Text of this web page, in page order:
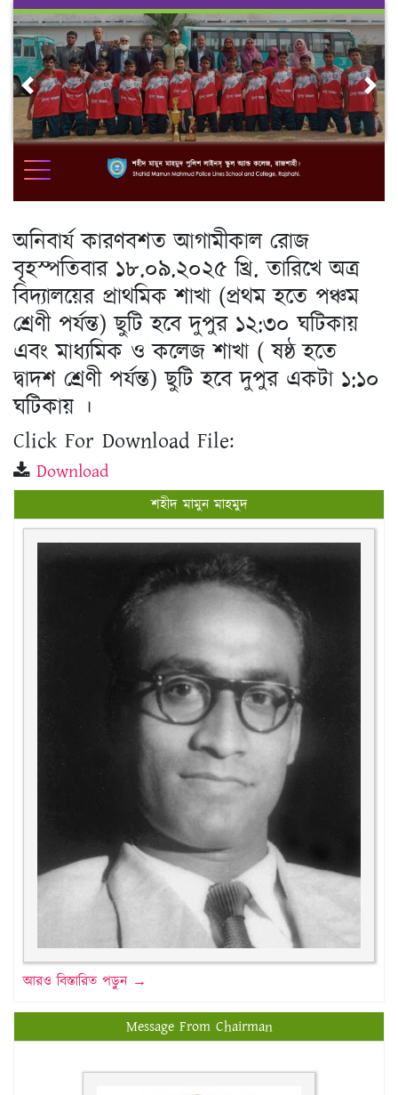
Skip
content
Previous
অনিবার্য কারণবশত আগামীকাল রোজ
বৃহস্পতিবার ১৮.০৯.২০২৫ খ্রি. তারিখে অত্র
বিদ্যালয়ের প্রাথমিক শাখা (প্রথম হতে পঞ্চম
শ্রেণী পর্যন্ত) ছুটি হবে দুপুর ১২:৩০ ঘটিকায়
এবং মাধ্যমিক ও কলেজ শাখা ( ষষ্ঠ হতে
দ্বাদশ শ্রেণী পর্যন্ত) ছুটি হবে দুপুর একটা ১:১০
ঘটিকায় ‌।
Click For Download File:
Download
শহীদ মামুন মাহমুদ
আরও বিস্তারিত পড়ুন →
Message From Chairman